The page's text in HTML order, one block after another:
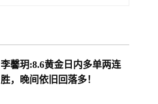
李馨玥:8.6黄金日内多单两连
胜，晚间依旧回落多！